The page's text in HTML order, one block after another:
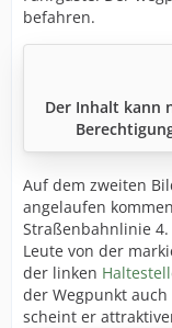
befahren.
Der Inhalt kann
Auf dem zweiten
angelaufen
Straßenbahnlinie
Leute von der
der linken
der Wegpunkt
scheint er